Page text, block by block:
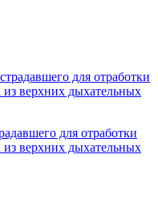
для отработки
из верхних дыхательных